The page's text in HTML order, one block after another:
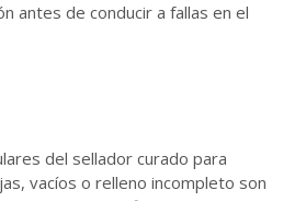
antes de conducir a fallas en el
del sellador curado para
vacíos o relleno incompleto son